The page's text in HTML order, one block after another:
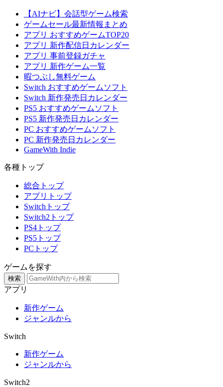
【AIナビ】会話型ゲーム検索
ゲームセール最新情報まとめ
アプリ おすすめゲームTOP20
アプリ 新作配信日カレンダー
アプリ 事前登録ガチャ
アプリ 新作ゲーム一覧
暇つぶし無料ゲーム
Switch おすすめゲームソフト
Switch 新作発売日カレンダー
PS5 おすすめゲームソフト
PS5 新作発売日カレンダー
PC おすすめゲームソフト
PC 新作発売日カレンダー
GameWith Indie
各種トップ
総合トップ
アプリトップ
Switchトップ
Switch2トップ
PS4トップ
PS5トップ
PCトップ
ゲームを探す
検索
アプリ
新作ゲーム
ジャンルから
Switch
新作ゲーム
ジャンルから
Switch2